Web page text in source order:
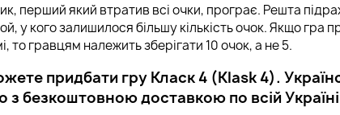
перший який втратив всі очки, програє. Решта
у кого залишилося більшу кількість очок. Якщо
то гравцям належить зберігати 10 очок, а не 5.
придбати гру Класк 4 (Klask 4).
з безкоштовною доставкою по всій